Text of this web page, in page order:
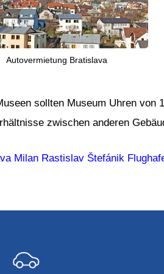
Autovermietung Bratislava
sollten Museum Uhren von
zwischen anderen
Milan Rastislav Štefánik